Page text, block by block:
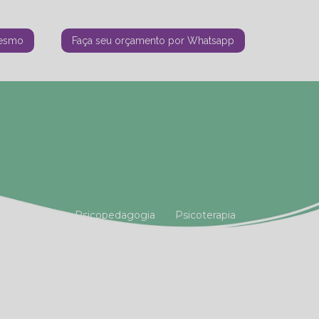
Faça seu orçamento por Whatsapp
Psicopedagogia Psicoterapia